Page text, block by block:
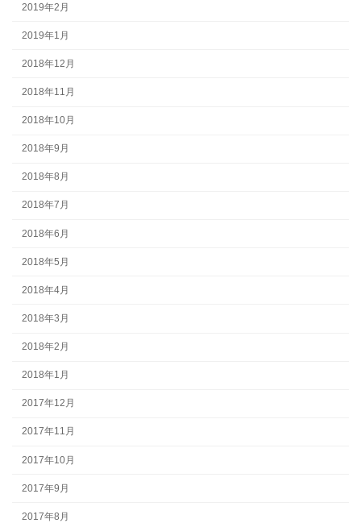
2019年2月
2019年1月
2018年12月
2018年11月
2018年10月
2018年9月
2018年8月
2018年7月
2018年6月
2018年5月
2018年4月
2018年3月
2018年2月
2018年1月
2017年12月
2017年11月
2017年10月
2017年9月
2017年8月